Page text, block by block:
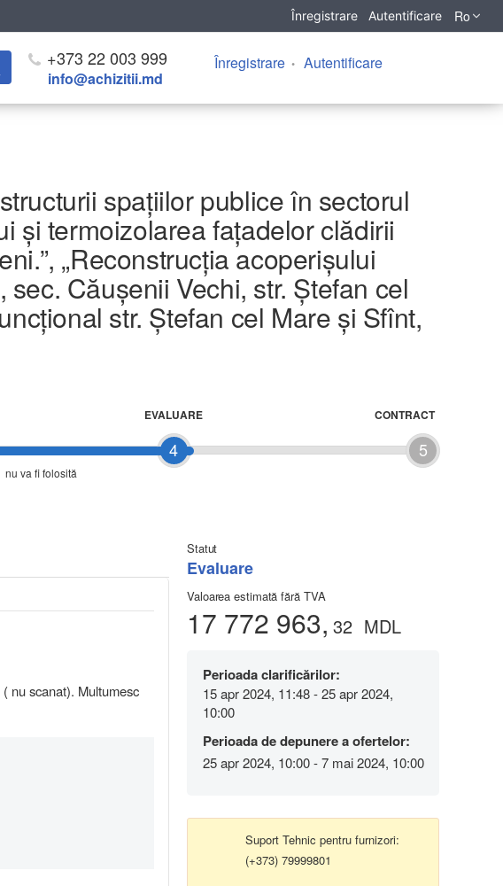
Înregistrare Autentificare Ro
+373 22 003 999
info@achizitii.md
Înregistrare Autentificare
spațiilor publice în sectorul
și termoizolarea fațadelor clădirii
„Reconstrucția acoperișului
Căușenii Vechi, str. Ștefan cel
str. Ștefan cel Mare și Sfînt,
nu va fi folosită
4
EVALUARE
5
CONTRACT
Statut
Evaluare
Valoarea estimată fără TVA
17 772 963, 32 MDL
Perioada clarificărilor:
15 apr 2024, 11:48 - 25 apr 2024,
10:00
Perioada de depunere a ofertelor:
25 apr 2024, 10:00 - 7 mai 2024, 10:00
Suport Tehnic pentru furnizori:
(+373) 79999801
nu scanat). Multumesc